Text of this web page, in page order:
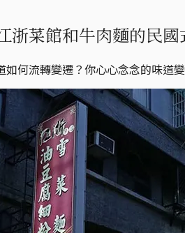
浙菜館和牛肉麵的民國
何流轉變遷？你心心念念的味道